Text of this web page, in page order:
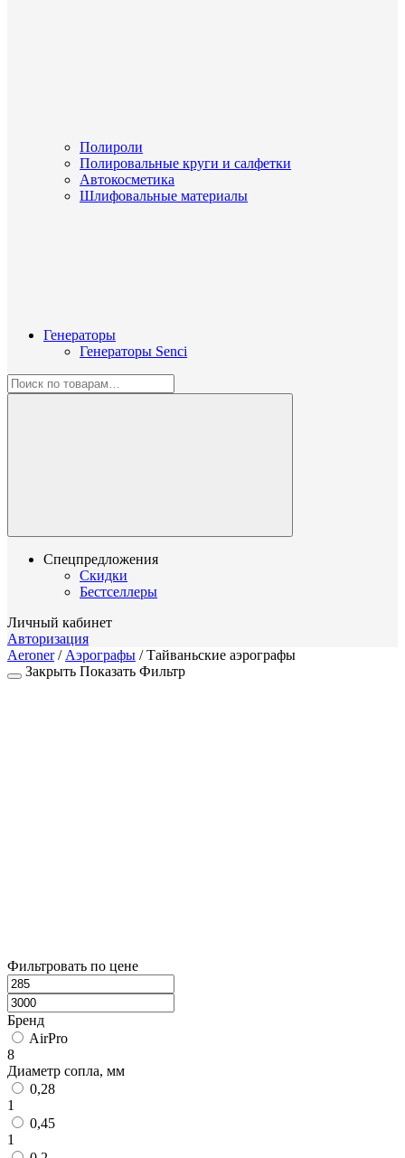
Полироли
Полировальные круги и салфетки
Автокосметика
Шлифовальные материалы
Генераторы
Генераторы Senci
Спецпредложения
Скидки
Бестселлеры
Личный кабинет
Авторизация
Aeroner/ Аэрографы /Тайваньские аэрографы
Закрыть Показать Фильтр
Фильтровать по цене
Бренд
AirPro
8
Диаметр сопла, мм
0,28
1
0,45
1